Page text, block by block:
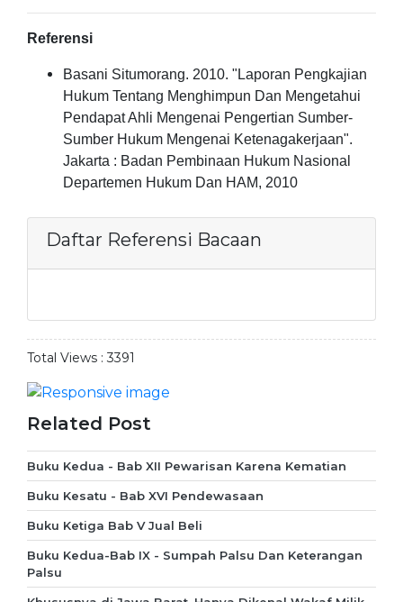
Referensi
Basani Situmorang. 2010. " Laporan Pengkajian
Hukum Tentang Menghimpun Dan Mengetahui
Pendapat Ahli Mengenai Pengertian Sumber-
Sumber Hukum Mengenai Ketenagakerjaan".
Jakarta : Badan Pembinaan Hukum Nasional
Departemen Hukum Dan HAM, 2010
Daftar Referensi Bacaan
Total Views :3391
Related Post
Buku Kedua - Bab XII Pewarisan Karena Kematian
Buku Kesatu - Bab XVI Pendewasaan
Buku Ketiga Bab V Jual Beli
Buku Kedua-Bab IX - Sumpah Palsu Dan Keterangan
Palsu